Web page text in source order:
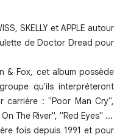
SKELLY et APPLE autour
de Doctor Dread pour
& Fox, cet album possède
qu'ils interpréteront
carrière : "Poor Man Cry",
The River", "Red Eyes" ...
fois depuis 1991 et pour